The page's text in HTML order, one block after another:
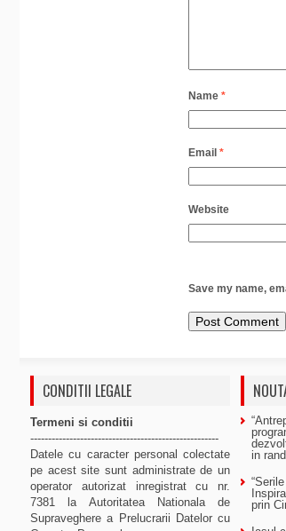
Name *
Email *
Website
Save my name,
CONDITII LEGALE
Termeni si conditii
-----------------------------------------------------
Datele cu caracter personal colectate
pe acest site sunt administrate de un
operator autorizat inregistrat cu nr.
7381 la Autoritatea Nationala de
Supraveghere a Prelucrarii Datelor cu
in
prin